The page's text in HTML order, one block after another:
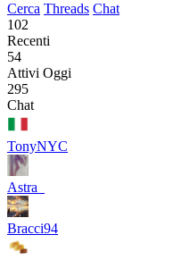
Cerca Threads Chat
102
Recenti
54
Attivi Oggi
295
Chat
TonyNYC
Astra_
Bracci94